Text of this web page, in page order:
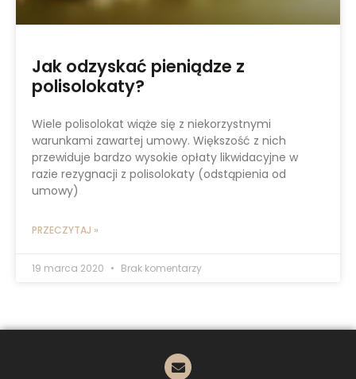
Jak odzyskać pieniądze z
polisolokaty?
Wiele polisolokat wiąże się z niekorzystnymi
warunkami zawartej umowy. Większość z nich
przewiduje bardzo wysokie opłaty likwidacyjne w
razie rezygnacji z polisolokaty (odstąpienia od
umowy)
PRZECZYTAJ »
19 marca 2020 Brak komentarzy